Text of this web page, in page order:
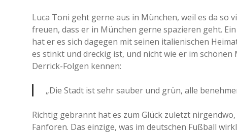
Luca Toni geht gerne aus in München, weil es da so
freuen, dass er in München gerne spazieren geht.
hat er es sich dagegen mit seinen italienischen
es stinkt und dreckig ist, und nicht wie er im
Derrick-Folgen kennen:
„Die Stadt ist sehr sauber und grün, alle
Richtig gebrannt hat es zum Glück zuletzt
Fanforen. Das einzige, was im deutschen Fußball